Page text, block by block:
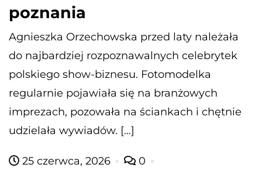
poznania
Agnieszka Orzechowska przed laty należała
do najbardziej rozpoznawalnych celebrytek
polskiego show-biznesu. Fotomodelka
regularnie pojawiała się na branżowych
imprezach, pozowała na ściankach i chętnie
udzielała wywiadów. […]
25 czerwca, 2026 0